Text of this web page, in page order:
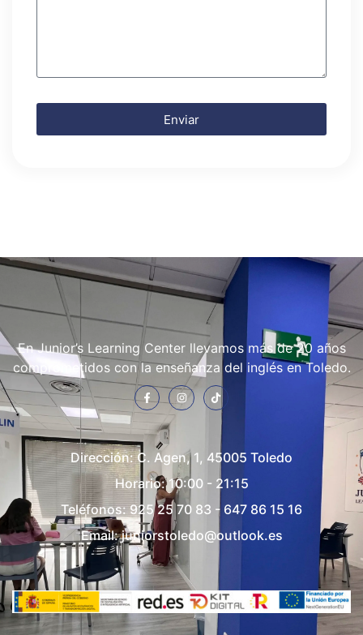
Enviar
En Junior’s Learning Center llevamos más de 20 años
comprometidos con la enseñanza del inglés en Toledo.
Dirección:C. Agen, 1, 45005 Toledo
Horario: 10:00 - 21:15
Teléfonos:925 25 70 83 - 647 86 15 16
Email:juniorstoledo@outlook.es